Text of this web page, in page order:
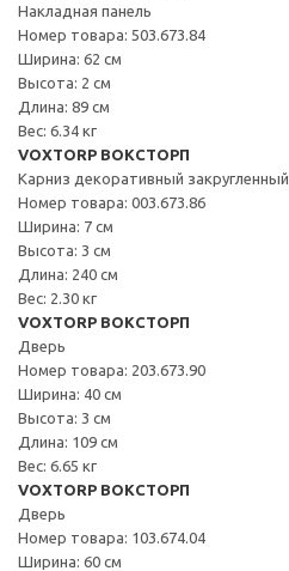
Накладная панель
Номер товара: 503.673.84
Ширина: 62 см
Высота: 2 см
Длина: 89 см
Вес: 6.34 кг
VOXTORP ВОКСТОРП
Карниз декоративный закругленный
Номер товара: 003.673.86
Ширина: 7 см
Высота: 3 см
Длина: 240 см
Вес: 2.30 кг
VOXTORP ВОКСТОРП
Дверь
Номер товара: 203.673.90
Ширина: 40 см
Высота: 3 см
Длина: 109 см
Вес: 6.65 кг
VOXTORP ВОКСТОРП
Дверь
Номер товара: 103.674.04
Ширина: 60 см